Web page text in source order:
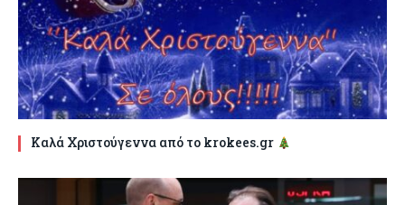
Καλά Χριστούγεννα από το krokees.gr